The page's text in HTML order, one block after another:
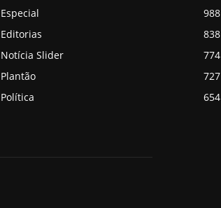
Especial
988
Editorias
838
Notícia Slider
774
Plantão
727
Política
654